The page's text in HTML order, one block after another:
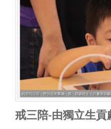
戒三陪-由獨立生貢